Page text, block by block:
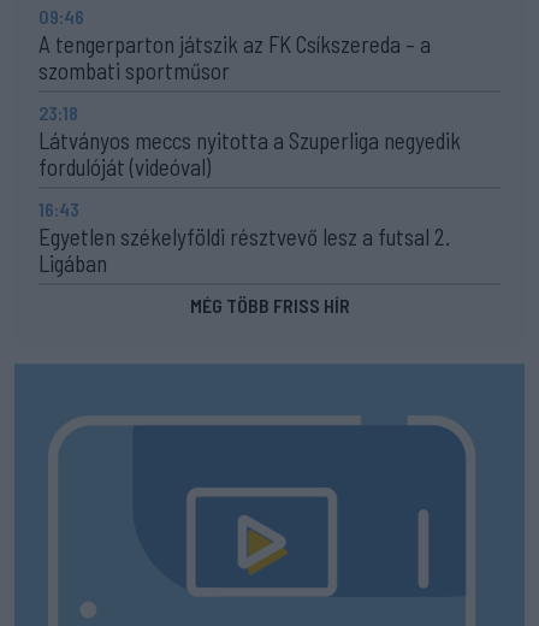
09:46
A tengerparton játszik az FK Csíkszereda – a
szombati sportműsor
23:18
Látványos meccs nyitotta a Szuperliga negyedik
fordulóját (videóval)
16:43
Egyetlen székelyföldi résztvevő lesz a futsal 2.
Ligában
MÉG TÖBB FRISS HÍR